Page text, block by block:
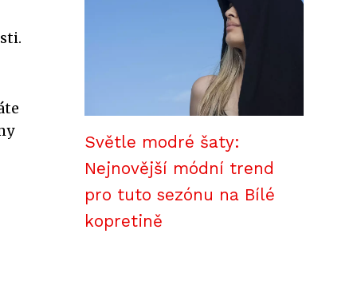
Světle modré šaty:
Nejnovější módní trend
pro tuto sezónu na Bílé
kopretině